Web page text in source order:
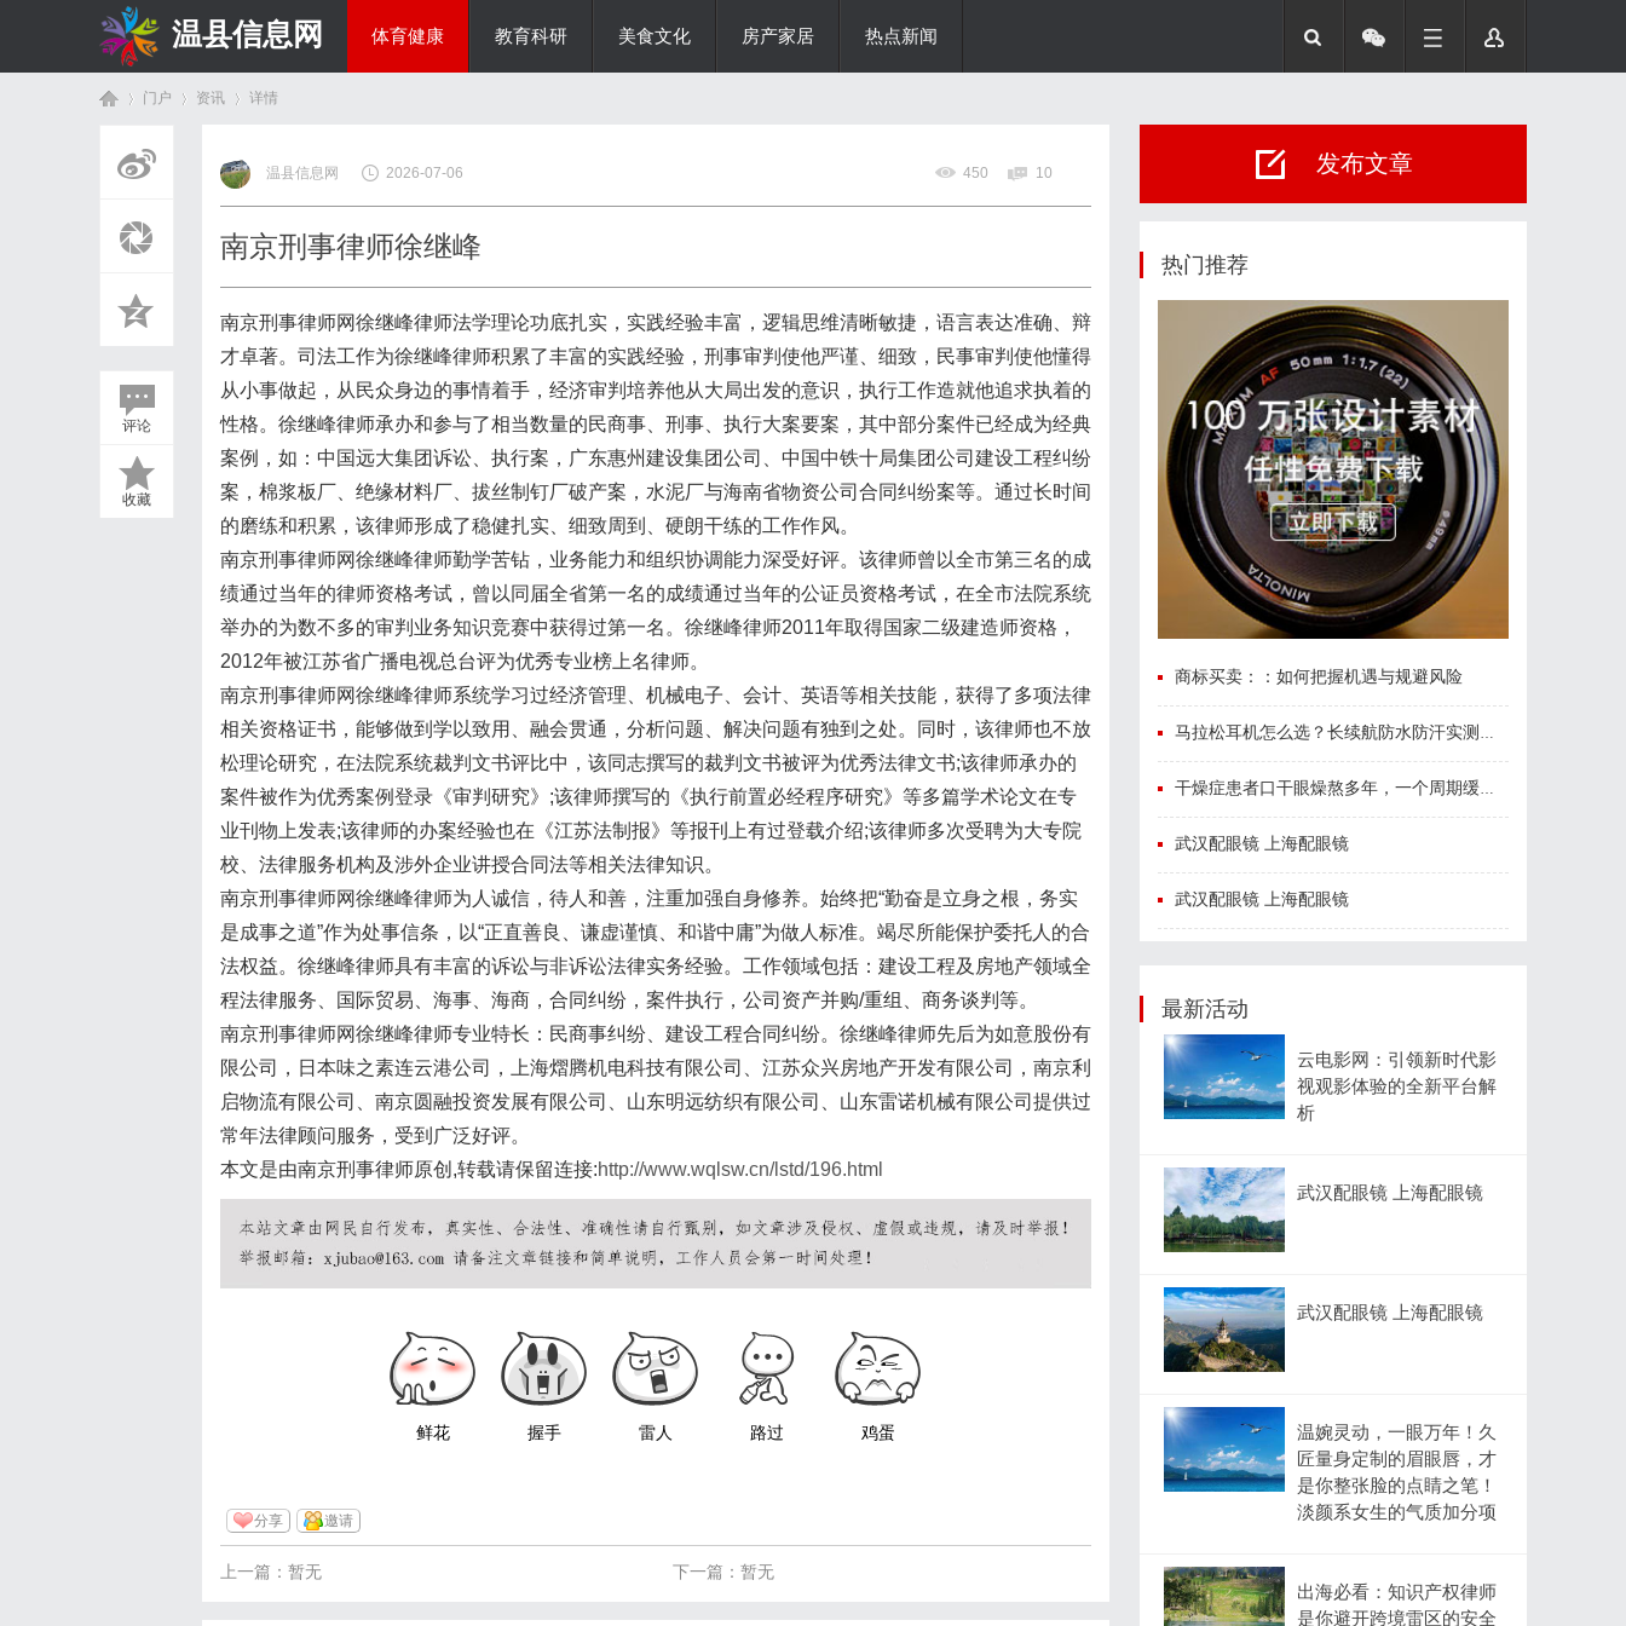
温县信息网 体育健康 教育科研 美食文化 房产家居 热点新闻
门户 资讯
›
详情
评论
收藏
温县信息网 2026-07-06 450 10
南京刑事律师徐继峰
南京刑事律师网徐继峰律师法学理论功底扎实，实践经验丰富，逻辑思维清晰敏捷，语言表达准确、辩
才卓著。司法工作为徐继峰律师积累了丰富的实践经验，刑事审判使他严谨、细致，民事审判使他懂得
从小事做起，从民众身边的事情着手，经济审判培养他从大局出发的意识，执行工作造就他追求执着的
性格。徐继峰律师承办和参与了相当数量的民商事、刑事、执行大案要案，其中部分案件已经成为经典
案例，如：中国远大集团诉讼、执行案，广东惠州建设集团公司、中国中铁十局集团公司建设工程纠纷
案，棉浆板厂、绝缘材料厂、拔丝制钉厂破产案，水泥厂与海南省物资公司合同纠纷案等。通过长时间
的磨练和积累，该律师形成了稳健扎实、细致周到、硬朗干练的工作作风。
南京刑事律师网徐继峰律师勤学苦钻，业务能力和组织协调能力深受好评。该律师曾以全市第三名的成
绩通过当年的律师资格考试，曾以同届全省第一名的成绩通过当年的公证员资格考试，在全市法院系统
举办的为数不多的审判业务知识竞赛中获得过第一名。徐继峰律师2011年取得国家二级建造师资格，
2012年被江苏省广播电视总台评为优秀专业榜上名律师。
南京刑事律师网徐继峰律师系统学习过经济管理、机械电子、会计、英语等相关技能，获得了多项法律
相关资格证书，能够做到学以致用、融会贯通，分析问题、解决问题有独到之处。同时，该律师也不放
松理论研究，在法院系统裁判文书评比中，该同志撰写的裁判文书被评为优秀法律文书;该律师承办的
案件被作为优秀案例登录《审判研究》;该律师撰写的《执行前置必经程序研究》等多篇学术论文在专
业刊物上发表;该律师的办案经验也在《江苏法制报》等报刊上有过登载介绍;该律师多次受聘为大专院
校、法律服务机构及涉外企业讲授合同法等相关法律知识。
南京刑事律师网徐继峰律师为人诚信，待人和善，注重加强自身修养。始终把“勤奋是立身之根，务实
是成事之道”作为处事信条，以“正直善良、谦虚谨慎、和谐中庸”为做人标准。竭尽所能保护委托人的合
法权益。徐继峰律师具有丰富的诉讼与非诉讼法律实务经验。工作领域包括：建设工程及房地产领域全
程法律服务、国际贸易、海事、海商，合同纠纷，案件执行，公司资产并购/重组、商务谈判等。
南京刑事律师网徐继峰律师专业特长：民商事纠纷、建设工程合同纠纷。徐继峰律师先后为如意股份有
限公司，日本味之素连云港公司，上海熠腾机电科技有限公司、江苏众兴房地产开发有限公司，南京利
启物流有限公司、南京圆融投资发展有限公司、山东明远纺织有限公司、山东雷诺机械有限公司提供过
常年法律顾问服务，受到广泛好评。
本文是由南京刑事律师原创,转载请保留连接:http://www.wqlsw.cn/lstd/196.html
鲜花 握手 雷人 路过 鸡蛋
分享 邀请
下一篇：暂无
上一篇：暂无
发布文章
热门推荐
商标买卖：：如何把握机遇与规避风险
马拉松耳机怎么选？长续航防水防汗实测盘点
干燥症患者口干眼燥熬多年，一个周期缓过来？老中医：一张辨证方对症，身体找回津液
武汉配眼镜 上海配眼镜
武汉配眼镜 上海配眼镜
最新活动
云电影网：引领新时代影
视观影体验的全新平台解
析
武汉配眼镜 上海配眼镜
武汉配眼镜 上海配眼镜
温婉灵动，一眼万年！久
匠量身定制的眉眼唇，才
是你整张脸的点睛之笔！
淡颜系女生的气质加分项
出海必看：知识产权律师
是你避开跨境雷区的安全